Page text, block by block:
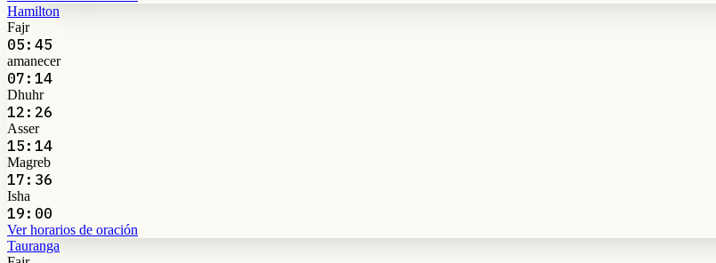
Hamilton
Fajr
05:45
amanecer
07:14
Dhuhr
12:26
Asser
15:14
Magreb
17:36
Isha
19:00
Ver horarios de oración
Tauranga